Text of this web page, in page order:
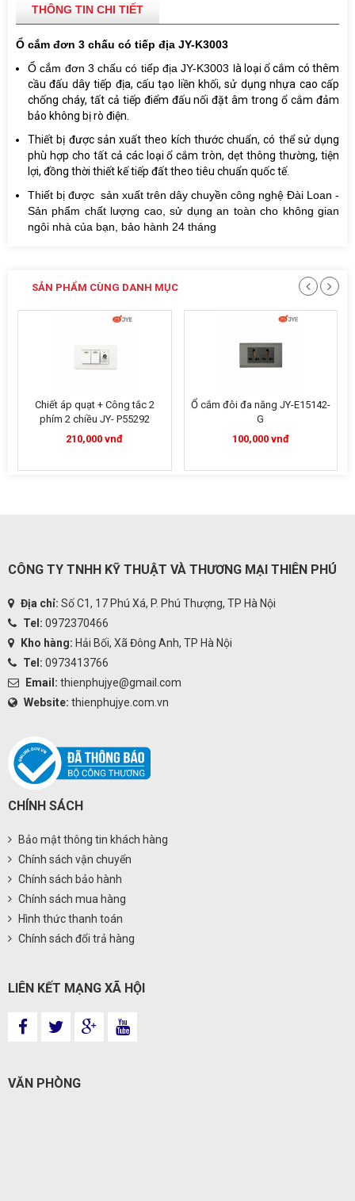
THÔNG TIN CHI TIẾT
Ổ cắm đơn 3 chấu có tiếp địa JY-K3003
Ổ cắm đơn 3 chấu có tiếp địa JY-K3003 là loại ổ cắm có thêm
cầu đấu dây tiếp địa, cấu tạo liền khối, sử dụng nhựa cao cấp
chống cháy, tất cả tiếp điểm đấu nối đặt âm trong ổ cắm đảm
bảo không bị rò điện.
Thiết bị được sản xuất theo kích thước chuẩn, có thể sử dụng
phù hợp cho tất cả các loại ổ cắm tròn, dẹt thông thường, tiện
lợi, đồng thời thiết kế tiếp đất theo tiêu chuẩn quốc tế.
Thiết bị được sản xuất trên dây chuyền công nghệ Đài Loan -
Sản phẩm chất lượng cao, sử dụng an toàn cho không gian
ngôi nhà của bạn, bảo hành 24 tháng
SẢN PHẨM CÙNG DANH MỤC
Chiết áp quạt + Công tắc 2
phím 2 chiều JY- P55292
210,000 vnđ
Ổ cắm đôi đa năng JY-E15142-
G
100,000 vnđ
CÔNG TY TNHH KỸ THUẬT VÀ THƯƠNG MẠI THIÊN PHÚ
Địa chỉ: Số C1, 17 Phú Xá, P. Phú Thượng, TP Hà Nội
Tel: 0972370466
Kho hàng: Hải Bối, Xã Đông Anh, TP Hà Nội
Tel: 0973413766
Email: thienphujye@gmail.com
Website: thienphujye.com.vn
CHÍNH SÁCH
Bảo mật thông tin khách hàng
Chính sách vận chuyển
Chính sách bảo hành
Chính sách mua hàng
Hình thức thanh toán
Chính sách đổi trả hàng
LIÊN KẾT MẠNG XÃ HỘI
VĂN PHÒNG